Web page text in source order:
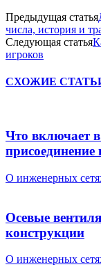
Предыдущая статья
числа, история и
Следующая статья
игроков
СХОЖИЕ
Что включает в
присоединение
О инженерных
Осевые
конструкции
О инженерных